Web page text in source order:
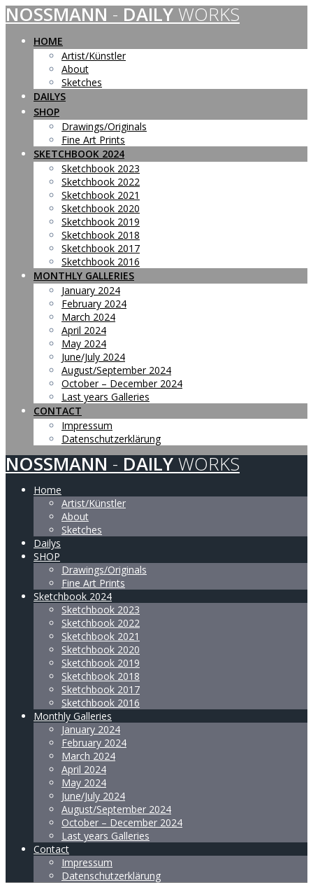
Skip
to
content
NOSSMANN - DAILY WORKS
HOME
Artist/Künstler
About
Sketches
DAILYS
SHOP
Drawings/Originals
Fine Art Prints
SKETCHBOOK 2024
Sketchbook 2023
Sketchbook 2022
Sketchbook 2021
Sketchbook 2020
Sketchbook 2019
Sketchbook 2018
Sketchbook 2017
Sketchbook 2016
MONTHLY GALLERIES
January 2024
February 2024
March 2024
April 2024
May 2024
June/July 2024
August/September 2024
October – December 2024
Last years Galleries
CONTACT
Impressum
Datenschutzerklärung
NOSSMANN - DAILY WORKS
Home
Artist/Künstler
About
Sketches
Dailys
SHOP
Drawings/Originals
Fine Art Prints
Sketchbook 2024
Sketchbook 2023
Sketchbook 2022
Sketchbook 2021
Sketchbook 2020
Sketchbook 2019
Sketchbook 2018
Sketchbook 2017
Sketchbook 2016
Monthly Galleries
January 2024
February 2024
March 2024
April 2024
May 2024
June/July 2024
August/September 2024
October – December 2024
Last years Galleries
Contact
Impressum
Datenschutzerklärung